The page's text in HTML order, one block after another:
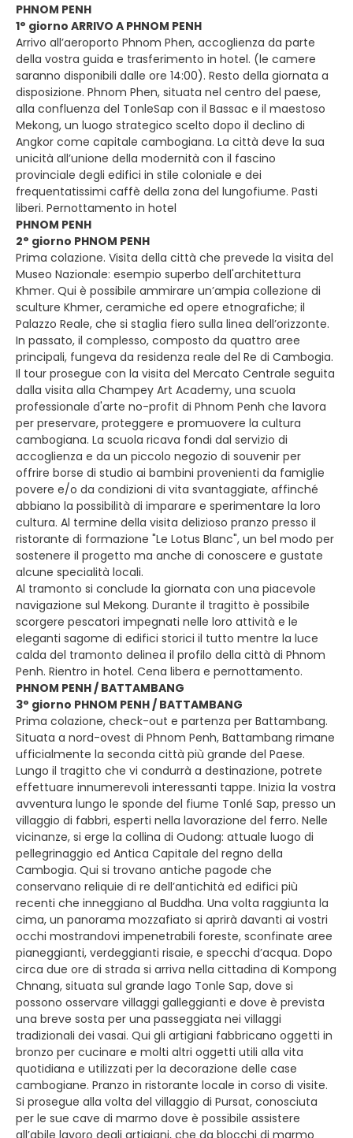
PHNOM PENH
1° giorno ARRIVO A PHNOM PENH
Arrivo all’aeroporto Phnom Phen, accoglienza da parte
della vostra guida e trasferimento in hotel. (le camere
saranno disponibili dalle ore 14:00). Resto della giornata a
disposizione. Phnom Phen, situata nel centro del paese,
alla confluenza del TonleSap con il Bassac e il maestoso
Mekong, un luogo strategico scelto dopo il declino di
Angkor come capitale cambogiana. La città deve la sua
unicità all’unione della modernità con il fascino
provinciale degli edifici in stile coloniale e dei
frequentatissimi caffè della zona del lungofiume. Pasti
liberi. Pernottamento in hotel
PHNOM PENH
2° giorno PHNOM PENH
Prima colazione. Visita della città che prevede la visita del
Museo Nazionale: esempio superbo dell'architettura
Khmer. Qui è possibile ammirare un’ampia collezione di
sculture Khmer, ceramiche ed opere etnografiche; il
Palazzo Reale, che si staglia fiero sulla linea dell’orizzonte.
In passato, il complesso, composto da quattro aree
principali, fungeva da residenza reale del Re di Cambogia.
Il tour prosegue con la visita del Mercato Centrale seguita
dalla visita alla Champey Art Academy, una scuola
professionale d'arte no-profit di Phnom Penh che lavora
per preservare, proteggere e promuovere la cultura
cambogiana. La scuola ricava fondi dal servizio di
accoglienza e da un piccolo negozio di souvenir per
offrire borse di studio ai bambini provenienti da famiglie
povere e/o da condizioni di vita svantaggiate, affinché
abbiano la possibilità di imparare e sperimentare la loro
cultura. Al termine della visita delizioso pranzo presso il
ristorante di formazione "Le Lotus Blanc", un bel modo per
sostenere il progetto ma anche di conoscere e gustate
alcune specialità locali.
Al tramonto si conclude la giornata con una piacevole
navigazione sul Mekong. Durante il tragitto è possibile
scorgere pescatori impegnati nelle loro attività e le
eleganti sagome di edifici storici il tutto mentre la luce
calda del tramonto delinea il profilo della città di Phnom
Penh. Rientro in hotel. Cena libera e pernottamento.
PHNOM PENH / BATTAMBANG
3° giorno PHNOM PENH / BATTAMBANG
Prima colazione, check-out e partenza per Battambang.
Situata a nord-ovest di Phnom Penh, Battambang rimane
ufficialmente la seconda città più grande del Paese.
Lungo il tragitto che vi condurrà a destinazione, potrete
effettuare innumerevoli interessanti tappe. Inizia la vostra
avventura lungo le sponde del fiume Tonlé Sap, presso un
villaggio di fabbri, esperti nella lavorazione del ferro. Nelle
vicinanze, si erge la collina di Oudong: attuale luogo di
pellegrinaggio ed Antica Capitale del regno della
Cambogia. Qui si trovano antiche pagode che
conservano reliquie di re dell’antichità ed edifici più
recenti che inneggiano al Buddha. Una volta raggiunta la
cima, un panorama mozzafiato si aprirà davanti ai vostri
occhi mostrandovi impenetrabili foreste, sconfinate aree
pianeggianti, verdeggianti risaie, e specchi d’acqua. Dopo
circa due ore di strada si arriva nella cittadina di Kompong
Chnang, situata sul grande lago Tonle Sap, dove si
possono osservare villaggi galleggianti e dove è prevista
una breve sosta per una passeggiata nei villaggi
tradizionali dei vasai. Qui gli artigiani fabbricano oggetti in
bronzo per cucinare e molti altri oggetti utili alla vita
quotidiana e utilizzati per la decorazione delle case
cambogiane. Pranzo in ristorante locale in corso di visite.
Si prosegue alla volta del villaggio di Pursat, conosciuta
per le sue cave di marmo dove è possibile assistere
all’abile lavoro degli artigiani, che da blocchi di marmo